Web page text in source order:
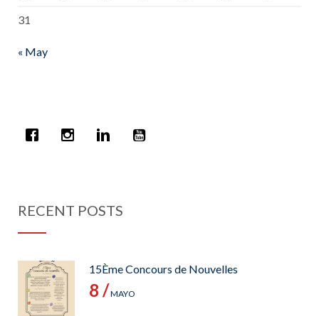
31
« May
RECENT POSTS
15Ème Concours de Nouvelles
8 /MAYO